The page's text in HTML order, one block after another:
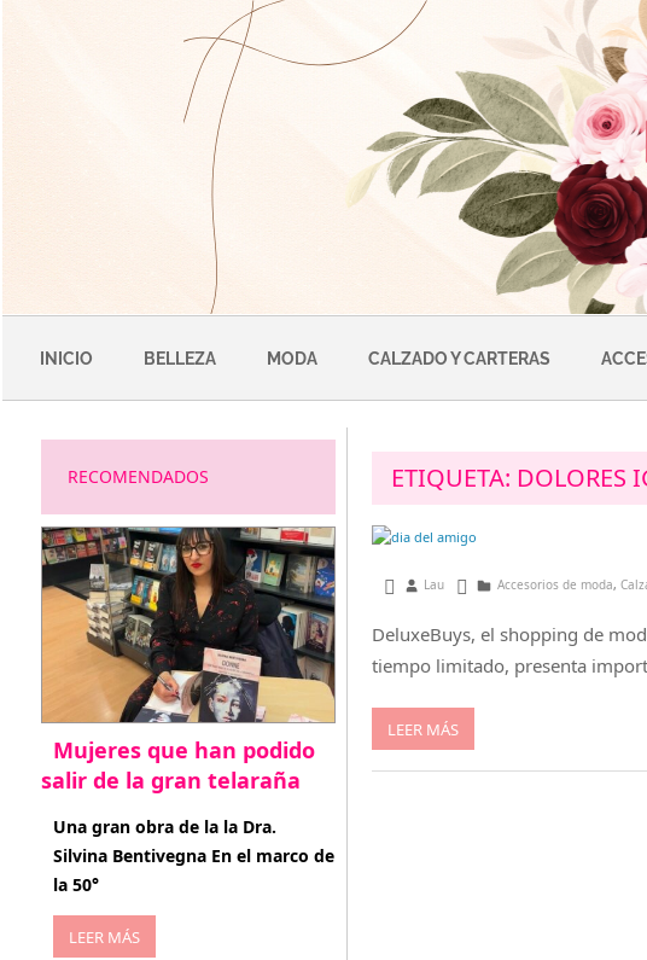
INICIO BELLEZA MODA CALZADO Y CARTERAS
ETIQUETA: DOLORES
julio 4, 2014
Lau Accesorios de moda,
DeluxeBuys, el shopping de
tiempo limitado, presenta
LEER MÁS
RECOMENDADOS
Mujeres que han podido
salir de la gran telaraña
abril 29, 2026
Una gran obra de la la Dra.
Silvina Bentivegna En el marco de
la 50°
LEER MÁS